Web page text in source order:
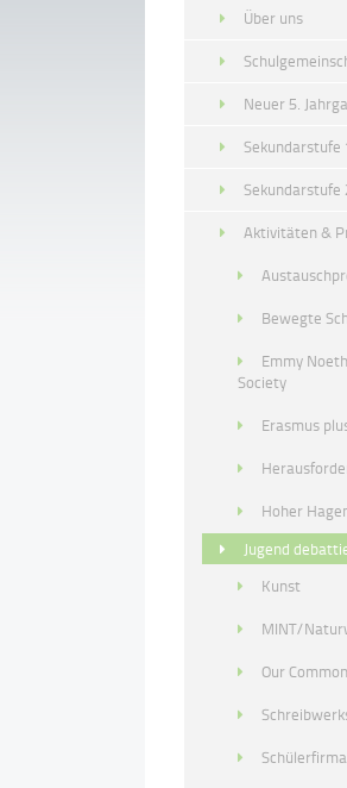
Über uns
Neuer 5.
Sekundarstufe
Sekundarstufe
Aktivitäten &
Bewegte
Emmy
Society
Erasmus
Hoher
Jugend
Kunst
MINT/
Our
Schülerfirma